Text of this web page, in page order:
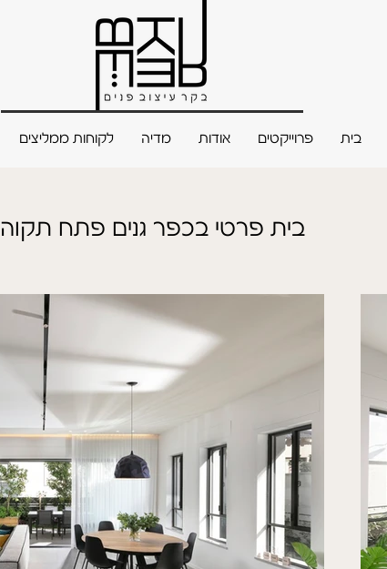
בית פרוייקטים אודות מדיה לקוחות ממליצים
בית פרטי בכפר גנים פתח תקוה